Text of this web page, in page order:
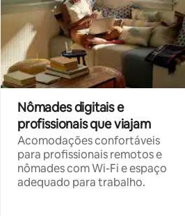
Nômades digitais e
profissionais que viajam
Acomodações confortáveis
para profissionais remotos e
nômades com Wi-Fi e espaço
adequado para trabalho.